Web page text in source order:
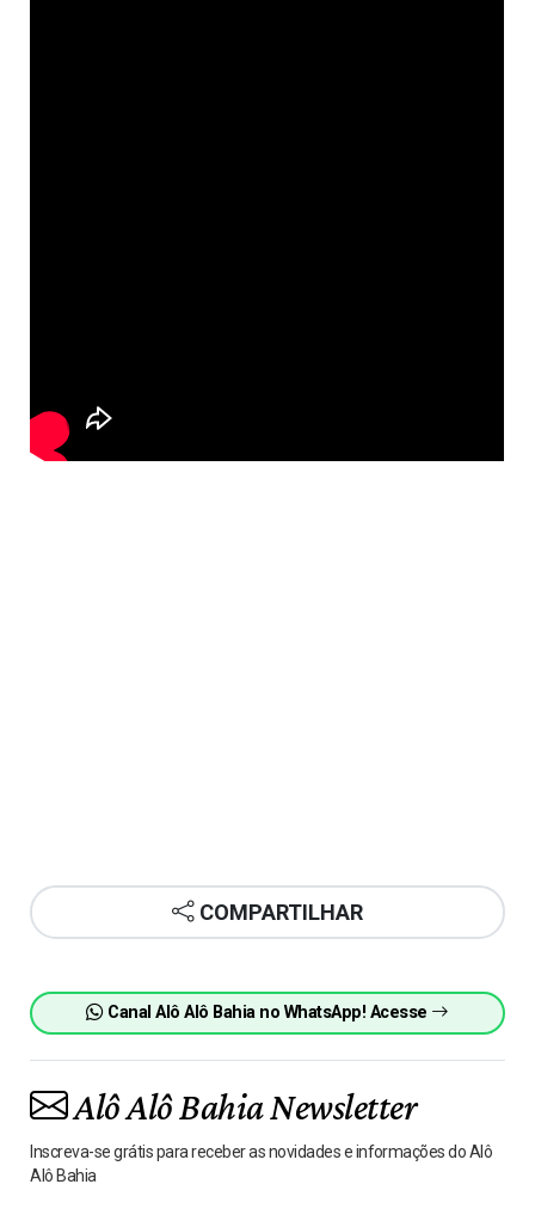
COMPARTILHAR
Canal Alô Alô Bahia no WhatsApp! Acesse
Alô Alô Bahia Newsletter
Inscreva-se grátis para receber as novidades e informações do Alô
Alô Bahia